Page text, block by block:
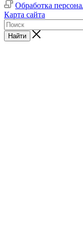
Обработка
Карта сайта
Найти